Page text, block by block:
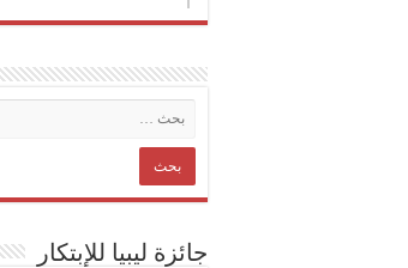
جائزة ليبيا للإبتكار